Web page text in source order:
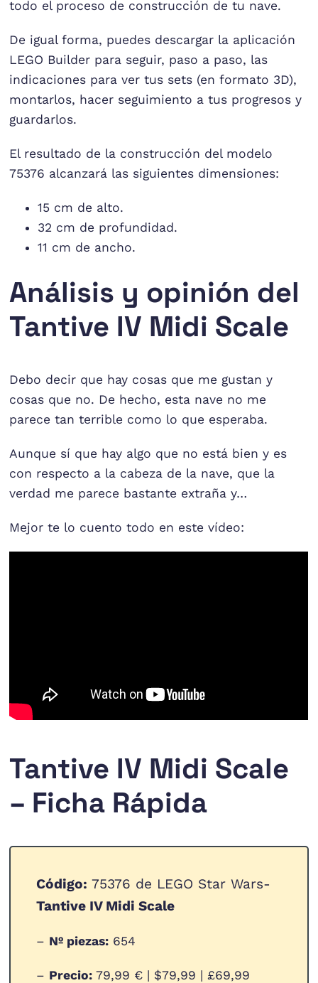
todo el proceso de construcción de tu nave.
De igual forma, puedes descargar la aplicación
LEGO Builder para seguir, paso a paso, las
indicaciones para ver tus sets (en formato 3D),
montarlos, hacer seguimiento a tus progresos y
guardarlos.
El resultado de la construcción del modelo
75376 alcanzará las siguientes dimensiones:
15 cm de alto.
32 cm de profundidad.
11 cm de ancho.
Análisis y opinión del
Tantive IV Midi Scale
Debo decir que hay cosas que me gustan y
cosas que no. De hecho, esta nave no me
parece tan terrible como lo que esperaba.
Aunque sí que hay algo que no está bien y es
con respecto a la cabeza de la nave, que la
verdad me parece bastante extraña y…
Mejor te lo cuento todo en este vídeo:
Tantive IV Midi Scale
– Ficha Rápida
Código: 75376 de LEGO Star Wars-
Tantive IV Midi Scale
– Nº piezas:654
– Precio:79,99 € | $79,99 | £69,99